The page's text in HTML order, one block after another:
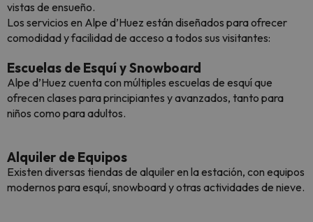
vistas de ensueño.
Los servicios en Alpe d’Huez están diseñados para ofrecer
comodidad y facilidad de acceso a todos sus visitantes:
Escuelas de Esquí y Snowboard
Alpe d’Huez cuenta con múltiples escuelas de esquí que
ofrecen clases para principiantes y avanzados, tanto para
niños como para adultos.
Alquiler de Equipos
Existen diversas tiendas de alquiler en la estación, con equipos
modernos para esquí, snowboard y otras actividades de nieve.